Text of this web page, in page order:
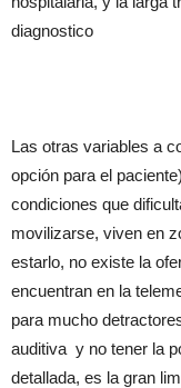
diagnostico
Las otras variables a
opción para el
condiciones que
movilizarse, viven en
estarlo, no existe la
encuentran en la
para mucho
auditiva y no tener la
detallada, es la gran